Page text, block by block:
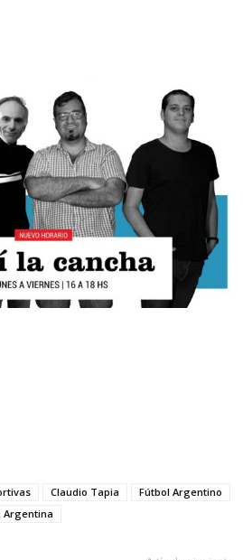
Claudio Tapia
Fútbol Argentino
Argentina